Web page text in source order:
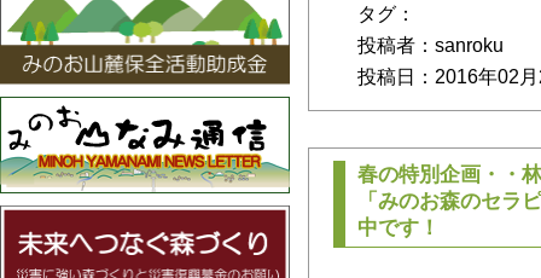
タグ：
投稿者：sanroku
投稿日：2016年02
春の特別企画・・
「みのお森のセラ
中です！